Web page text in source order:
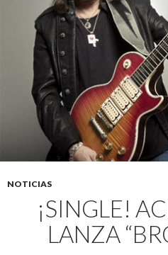
NOTICIAS
¡SINGLE!
LANZA